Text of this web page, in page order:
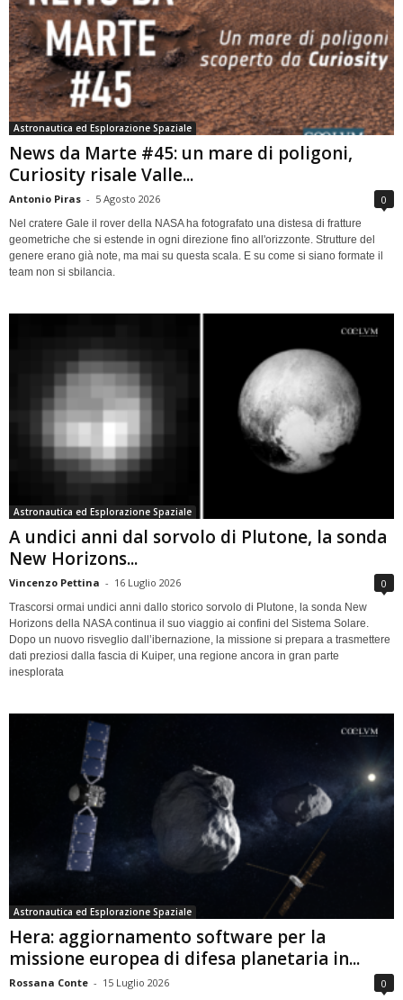
Astronautica ed Esplorazione Spaziale
News da Marte #45: un mare di poligoni,
Curiosity risale Valle...
Antonio Piras - 5 Agosto 2026 0
Nel cratere Gale il rover della NASA ha fotografato una distesa di fratture
geometriche che si estende in ogni direzione fino all'orizzonte. Strutture del
genere erano già note, ma mai su questa scala. E su come si siano formate il
team non si sbilancia.
Astronautica ed Esplorazione Spaziale
A undici anni dal sorvolo di Plutone, la sonda
New Horizons...
Vincenzo Pettina - 16 Luglio 2026 0
Trascorsi ormai undici anni dallo storico sorvolo di Plutone, la sonda New
Horizons della NASA continua il suo viaggio ai confini del Sistema Solare.
Dopo un nuovo risveglio dall’ibernazione, la missione si prepara a trasmettere
dati preziosi dalla fascia di Kuiper, una regione ancora in gran parte
inesplorata
Astronautica ed Esplorazione Spaziale
Hera: aggiornamento software per la
missione europea di difesa planetaria in...
Rossana Conte - 15 Luglio 2026 0